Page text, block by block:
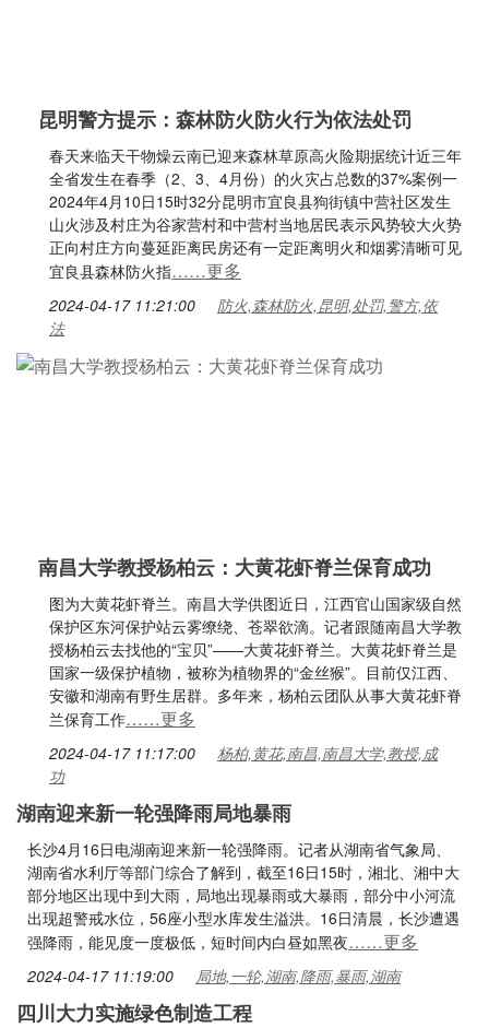
昆明警方提示：森林防火防火行为依法处罚
春天来临天干物燥云南已迎来森林草原高火险期据统计近三年
全省发生在春季（2、3、4月份）的火灾占总数的37%案例一
2024年4月10日15时32分昆明市宜良县狗街镇中营社区发生
山火涉及村庄为谷家营村和中营村当地居民表示风势较大火势
正向村庄方向蔓延距离民房还有一定距离明火和烟雾清晰可见
宜良县森林防火指……更多
2024-04-17 11:21:00
防火,森林防火,昆明,处罚,警方,依
法
南昌大学教授杨柏云：大黄花虾脊兰保育成功
图为大黄花虾脊兰。南昌大学供图近日，江西官山国家级自然
保护区东河保护站云雾缭绕、苍翠欲滴。记者跟随南昌大学教
授杨柏云去找他的“宝贝”——大黄花虾脊兰。大黄花虾脊兰是
国家一级保护植物，被称为植物界的“金丝猴”。目前仅江西、
安徽和湖南有野生居群。多年来，杨柏云团队从事大黄花虾脊
兰保育工作……更多
2024-04-17 11:17:00
杨柏,黄花,南昌,南昌大学,教授,成
功
湖南迎来新一轮强降雨局地暴雨
长沙4月16日电湖南迎来新一轮强降雨。记者从湖南省气象局、
湖南省水利厅等部门综合了解到，截至16日15时，湘北、湘中大
部分地区出现中到大雨，局地出现暴雨或大暴雨，部分中小河流
出现超警戒水位，56座小型水库发生溢洪。16日清晨，长沙遭遇
强降雨，能见度一度极低，短时间内白昼如黑夜……更多
2024-04-17 11:19:00 局地,一轮,湖南,降雨,暴雨,湖南
四川大力实施绿色制造工程